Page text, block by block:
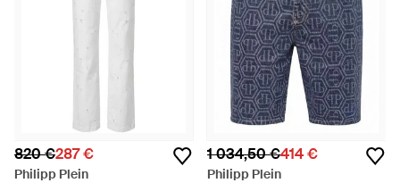
820 €287 €
Philipp Plein
1 034,50 €414 €
Philipp Plein